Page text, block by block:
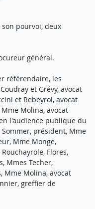
pourvoi, deux
général.
référendaire, les
et Grévy, avocat
et Rebeyrol, avocat
Molina, avocat
l'audience publique du
président, Mme
Mme Monge,
Flores,
Mmes Techer,
Mme Molina, avocat
greffier de